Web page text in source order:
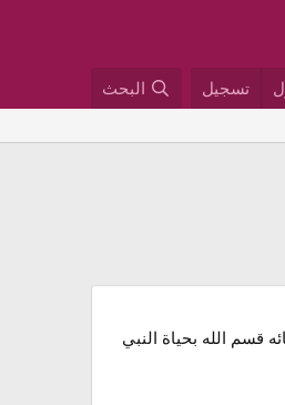
تسجيل البحث
قسم الله بحياة النبي